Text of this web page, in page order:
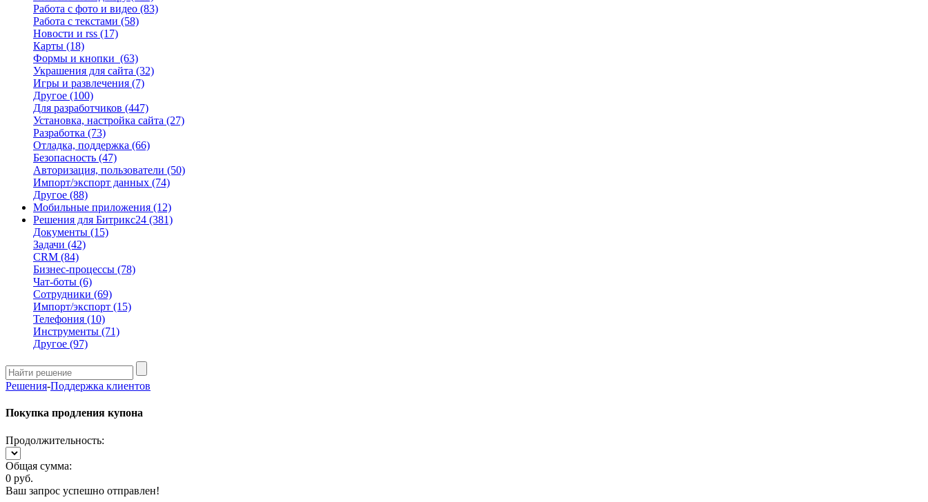
Работа с фото и видео (83)
Работа с текстами (58)
Новости и rss (17)
Карты (18)
Формы и кнопки (63)
Украшения для сайта (32)
Игры и развлечения (7)
Другое (100)
Для разработчиков (447)
Установка, настройка сайта (27)
Разработка (73)
Отладка, поддержка (66)
Безопасность (47)
Авторизация, пользователи (50)
Импорт/экспорт данных (74)
Другое (88)
Мобильные приложения (12)
Решения для Битрикс24 (381)
Документы (15)
Задачи (42)
CRM (84)
Бизнес-процессы (78)
Чат-боты (6)
Сотрудники (69)
Импорт/экспорт (15)
Телефония (10)
Инструменты (71)
Другое (97)
Решения-Поддержка клиентов
Покупка продления купона
Продолжительность:
Общая сумма:
0 руб.
Ваш запрос успешно отправлен!